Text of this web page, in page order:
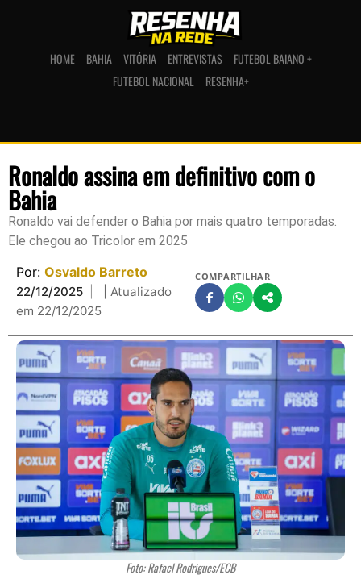
HOME BAHIA VITÓRIA ENTREVISTAS
FUTEBOL BAIANO +
FUTEBOL NACIONAL
RESENHA+
Ronaldo assina em definitivo com o
Bahia
Ronaldo vai defender o Bahia por mais quatro temporadas.
Ele chegou ao Tricolor em 2025
Por: Osvaldo Barreto
22/12/2025
| Atualizado
em 22/12/2025
COMPARTILHAR
Foto: Rafael Rodrigues/ECB